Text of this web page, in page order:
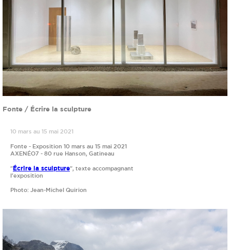
Fonte / Écrire la sculpture
10 mars au 15 mai 2021
Fonte - Exposition 10 mars au 15 mai 2021
AXENÉO7 - 80 rue Hanson, Gatineau
"Écrire la sculpture", texte accompagnant
l'exposition
Photo: Jean-Michel Quirion